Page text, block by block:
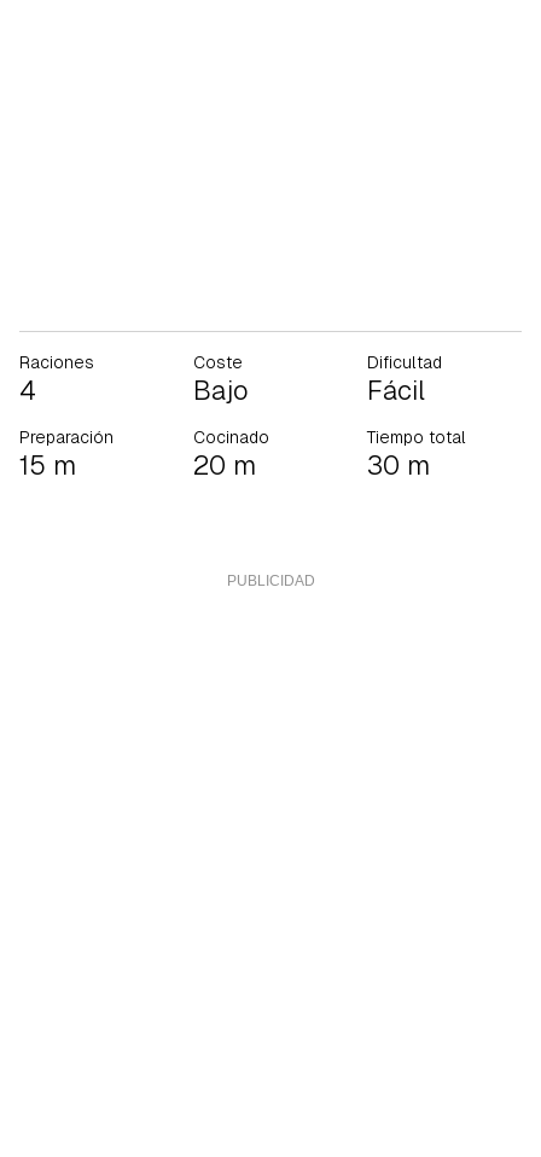
Raciones
4
Coste
Bajo
Dificultad
Fácil
Preparación
15 m
Cocinado
20 m
Tiempo total
30 m